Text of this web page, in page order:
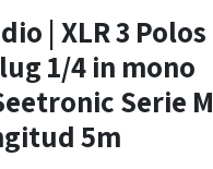
| XLR 3 Polos
1/4 in mono
Serie M
5m